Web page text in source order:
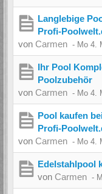
Langlebige
Profi-
von Carmen - Mo 4.
Ihr Pool
Poolzubehör
von Carmen - Mo 4.
Pool kaufen
Profi-
von Carmen - Mo 4.
Edelstahlpool
von Carmen -